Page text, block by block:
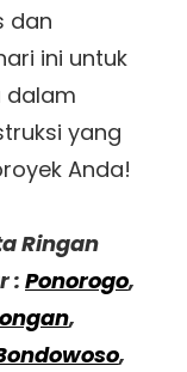
dan
ini untuk
dalam
yang
Anda!
Ringan
: Ponorogo,
,
,